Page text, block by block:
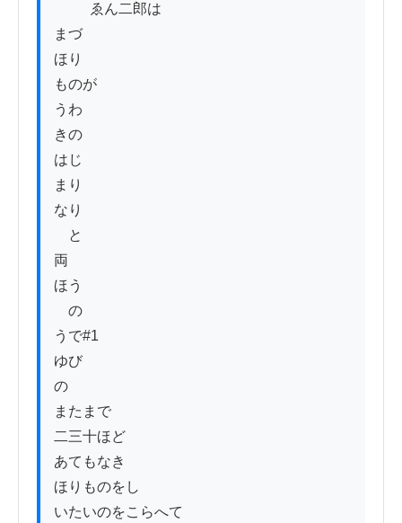
まづ
ほり
ものが
うわ
きの
はじ
まり
なり
と
両
ほう
の
うで#1
ゆび
の
またまで
二三十ほど
あてもなき
ほりものをし
いたいのをこらへて